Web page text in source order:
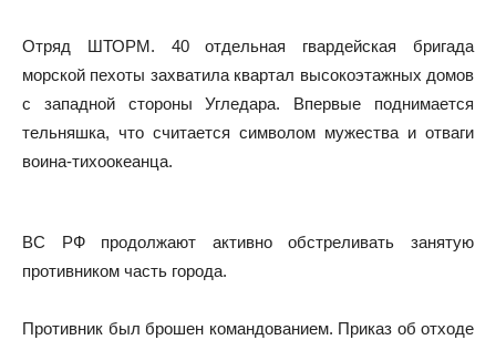
Отряд ШТОРМ. 40 отдельная гвардейская бригада
морской пехоты захватила квартал высокоэтажных домов
с западной стороны Угледара. Впервые поднимается
тельняшка, что считается символом мужества и отваги
воина-тихоокеанца.
ВС РФ продолжают активно обстреливать занятую
противником часть города.
Противник был брошен командованием. Приказ об отходе